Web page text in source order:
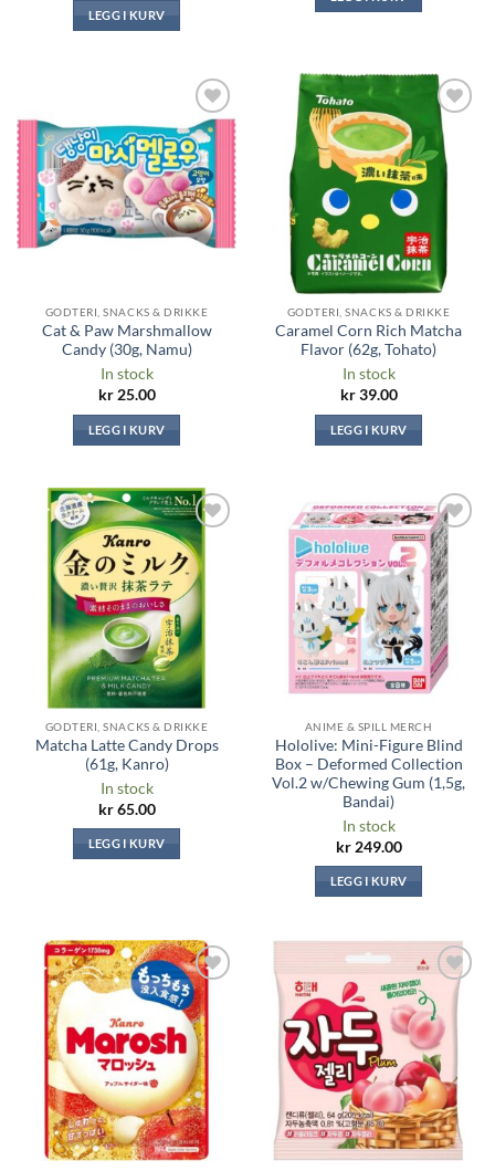
LEGG I KURV
Legg til i
ønskeliste
GODTERI, SNACKS & DRIKKE
Cat & Paw Marshmallow
Candy (30g, Namu)
In stock
kr25.00
LEGG I KURV
Legg til i
ønskeliste
GODTERI, SNACKS & DRIKKE
Caramel Corn Rich Matcha
Flavor (62g, Tohato)
In stock
kr39.00
LEGG I KURV
Legg til i
ønskeliste
GODTERI, SNACKS & DRIKKE
Matcha Latte Candy Drops
(61g, Kanro)
In stock
kr65.00
LEGG I KURV
Legg til i
ønskeliste
ANIME & SPILL MERCH
Hololive: Mini-Figure Blind
Box – Deformed Collection
Vol.2 w/Chewing Gum (1,5g,
Bandai)
In stock
kr249.00
LEGG I KURV
Legg til i
ønskeliste
Legg til i
ønskeliste